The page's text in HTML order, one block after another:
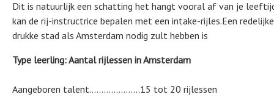
Dit is natuurlijk een schatting het hangt vooral af van je
kan de rij-instructrice bepalen met een intake-rijles.Een
drukke stad als Amsterdam nodig zult hebben is
Type leerling: Aantal rijlessen in Amsterdam
Aangeboren talent…………………15 tot 20 rijlessen